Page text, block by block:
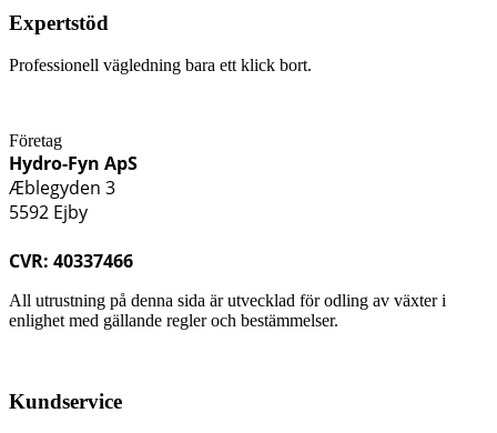
Expertstöd
Professionell vägledning bara ett klick bort.
Företag
Hydro-Fyn ApS
Æblegyden 3
5592 Ejby
CVR: 40337466
All utrustning på denna sida är utvecklad för odling av växter i
enlighet med gällande regler och bestämmelser.
Kundservice